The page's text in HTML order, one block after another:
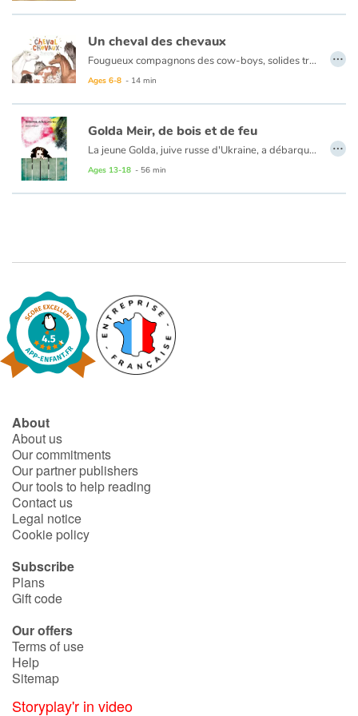
Documentaries
With the family
Daily life and hobbies
At school
Festivals and events
Emotions and feelings
Formats and illustrations
Contraste +
Help
Home
Family
Schools
Libraries
Videos & Tutorials
Un cheval des chevaux
Fougueux compagnons des cow-boys, solides travailleurs des champs ou gracieuses montures de clubs hippiques, tous les chevaux ont un ancêtre commun : l’Eohippus.
Ages 6-8 - 14 min
…
Golda Meir, de bois et de feu
La jeune Golda, juive russe d'Ukraine, a débarqué dans le Middle West américain avec sa famille pour fuir la misère et les pogroms. Mais la vie dans le Wisconsin n'est guère plus reluisante que dans son pays natal. Son village est tyrannisé par un shérif alcoolique, raciste et violent. Cependant, Golda parvient à se lier avec Samy Brown, un vieil ouvrier noir qui veille sur elle affectueusement. Leur vie misérable pourrait être supportable, si le shérif n'avait juré leur perte.
Ages 13-18 - 56 min
…
About
About us
Our commitments
Our partner publishers
Our tools to help reading
Contact us
Legal notice
Cookie policy
Subscribe
Plans
Gift code
Our offers
Terms of use
Help
Sitemap
Storyplay'r in video